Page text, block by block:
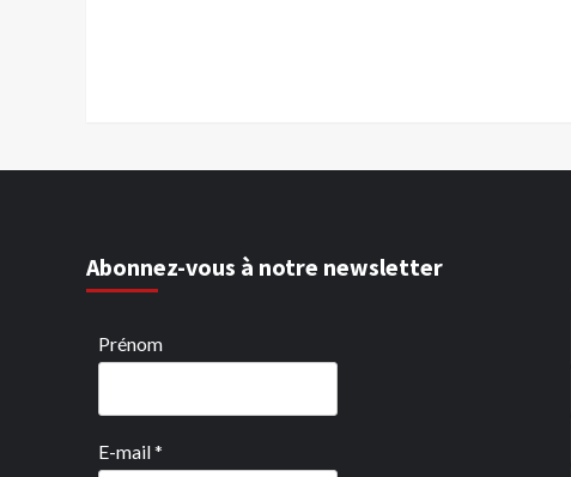
Abonnez-vous à notre newsletter
Prénom
E-mail*